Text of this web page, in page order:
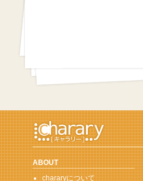
ABOUT
chararyについて